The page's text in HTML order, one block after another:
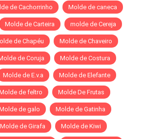
de Cachorrinho Molde de caneca
Molde de Carteira molde de Cereja
de Chapéu Molde de Chaveiro
de Coruja Molde de Costura
Molde de E.v.a Molde de Elefante
de feltro Molde De Frutas
de galo Molde de Gatinha
Molde de Girafa Molde de Kiwi